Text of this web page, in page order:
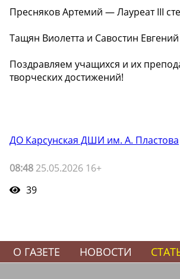
Пресняков Артемий — Лауреат III
Тащян Виолетта и Савостин
Поздравляем учащихся и их
творческих достижений!
ДО Карсунская ДШИ им. А. Пластова
08:48 25.05.2026 16+
39
О ГАЗЕТЕ НОВОСТИ